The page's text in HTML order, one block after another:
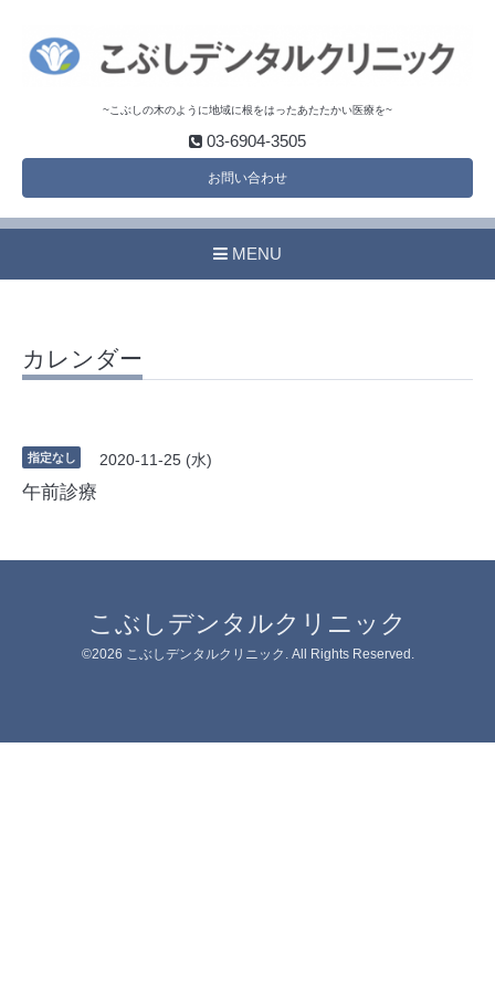
~こぶしの木のように地域に根をはったあたたかい医療を~
03-6904-3505
お問い合わせ
MENU
カレンダー
指定なし 2020-11-25 (水)
午前診療
こぶしデンタルクリニック
©2026 こぶしデンタルクリニック . All Rights Reserved.